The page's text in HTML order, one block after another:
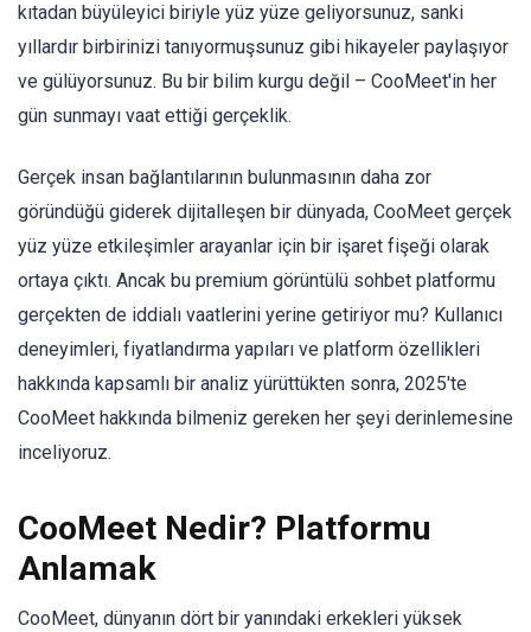
kıtadan büyüleyici biriyle yüz yüze geliyorsunuz, sanki
yıllardır birbirinizi tanıyormuşsunuz gibi hikayeler paylaşıyor
ve gülüyorsunuz. Bu bir bilim kurgu değil – CooMeet'in her
gün sunmayı vaat ettiği gerçeklik.
Gerçek insan bağlantılarının bulunmasının daha zor
göründüğü giderek dijitalleşen bir dünyada, CooMeet gerçek
yüz yüze etkileşimler arayanlar için bir işaret fişeği olarak
ortaya çıktı. Ancak bu premium görüntülü sohbet platformu
gerçekten de iddialı vaatlerini yerine getiriyor mu? Kullanıcı
deneyimleri, fiyatlandırma yapıları ve platform özellikleri
hakkında kapsamlı bir analiz yürüttükten sonra, 2025'te
CooMeet hakkında bilmeniz gereken her şeyi derinlemesine
inceliyoruz.
CooMeet Nedir? Platformu
Anlamak
CooMeet, dünyanın dört bir yanındaki erkekleri yüksek